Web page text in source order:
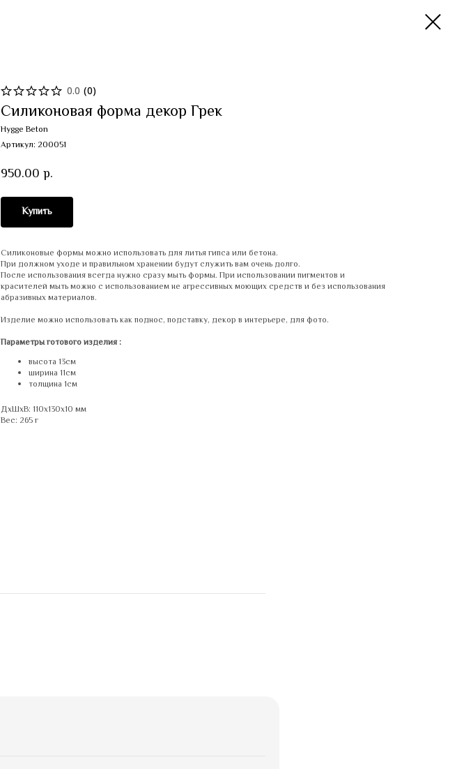
0.0 (0)
Силиконовая форма декор Грек
Hygge Beton
Артикул: 200051
950.00 р.
Купить
Силиконовые формы можно использовать для литья гипса или бетона.
При должном уходе и правильном хранении будут служить вам очень долго.
После использования всегда нужно сразу мыть формы. При использовании пигментов и
красителей мыть можно с использованием не агрессивных моющих средств и без использования
абразивных материалов.
Изделие можно использовать как поднос, подставку, декор в интерьере, для фото.
Параметры готового изделия :
высота 13см
ширина 11см
толщина 1см
ДxШxВ: 110x130x10 мм
Вес: 265 г